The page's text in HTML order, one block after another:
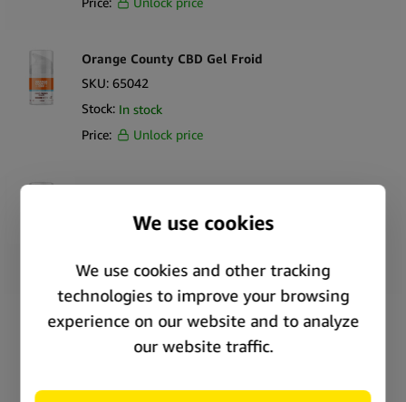
Orange County CBD Gel Froid
SKU: 65042
Stock: In stock
Price:
Unlock price
65045
Price:
Unlock price
Orange County CBD Baume muscles et
articulations
Stock: In stock